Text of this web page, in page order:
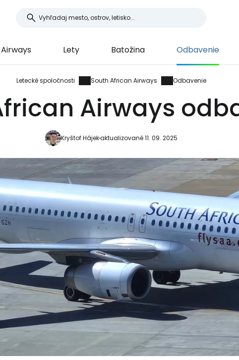
Lety Batožina Odbavenie
Letecké spoločnosti South African Airways Odbavenie
Airways
Kryštof Hájekaktualizované 11. 09. 2025